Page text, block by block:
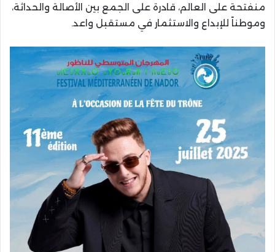
منفتحة على العالم، قادرة على الجمع بين الأصالة والحداثة،
وموطناً للإبداع والاستثمار في مستقبل واعد.